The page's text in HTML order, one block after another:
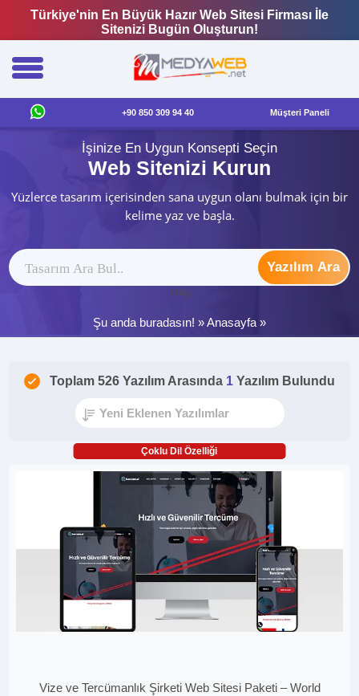
Türkiye'nin En Büyük Hazır Web Sitesi Firması İle
Sitenizi Bugün Oluşturun!
+90 850 309 94 40 Müşteri Paneli
İşinize En Uygun Konsepti Seçin
Web Sitenizi Kurun
Yüzlerce tasarım içerisinden sana uygun olanı bulmak için bir
kelime yaz ve başla.
Yazılım Ara
ytag
Şu anda buradasın! »Anasayfa »
Toplam 526 Yazılım Arasında 1 Yazılım Bulundu
Çoklu Dil Özelliği
Vize ve Tercümanlık Şirketi Web Sitesi Paketi – World